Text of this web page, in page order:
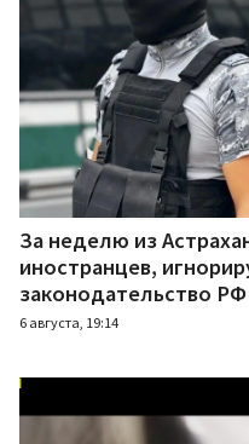
За неделю из
иностранцев,
законодательство РФ
6 августа, 19:14